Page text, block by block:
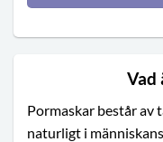
Vad
Pormaskar består av
naturligt i